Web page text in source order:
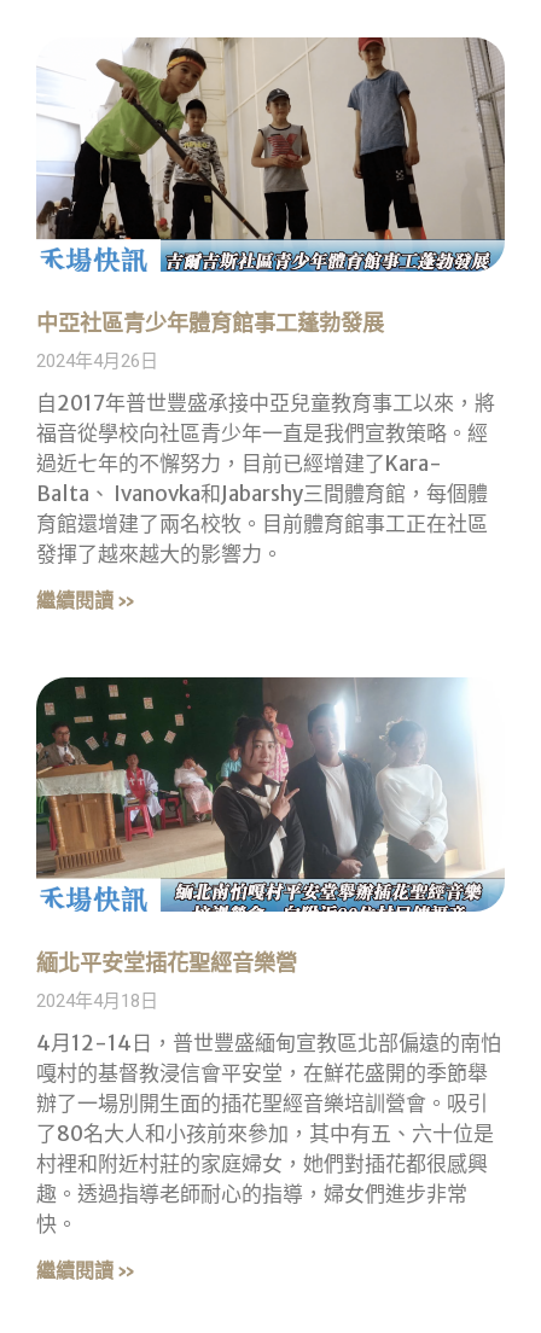
中亞社區青少年體育館事工蓬勃發展
2024年4月26日
自2017年普世豐盛承接中亞兒童教育事工以來，將
福音從學校向社區青少年一直是我們宣教策略。經
過近七年的不懈努力，目前已經增建了Kara-
Balta、 Ivanovka和Jabarshy三間體育館，每個體
育館還增建了兩名校牧。目前體育館事工正在社區
發揮了越來越大的影響力。
繼續閱讀 »
緬北平安堂插花聖經音樂營
2024年4月18日
4月12-14日，普世豐盛緬甸宣教區北部偏遠的南怕
嘎村的基督教浸信會平安堂，在鮮花盛開的季節舉
辦了一場別開生面的插花聖經音樂培訓營會。吸引
了80名大人和小孩前來參加，其中有五、六十位是
村裡和附近村莊的家庭婦女，她們對插花都很感興
趣。透過指導老師耐心的指導，婦女們進步非常
快。
繼續閱讀 »